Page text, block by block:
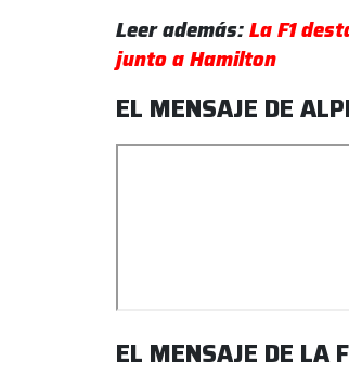
Leer además:La F1
junto a Hamilton
EL MENSAJE DE
EL MENSAJE DE LA